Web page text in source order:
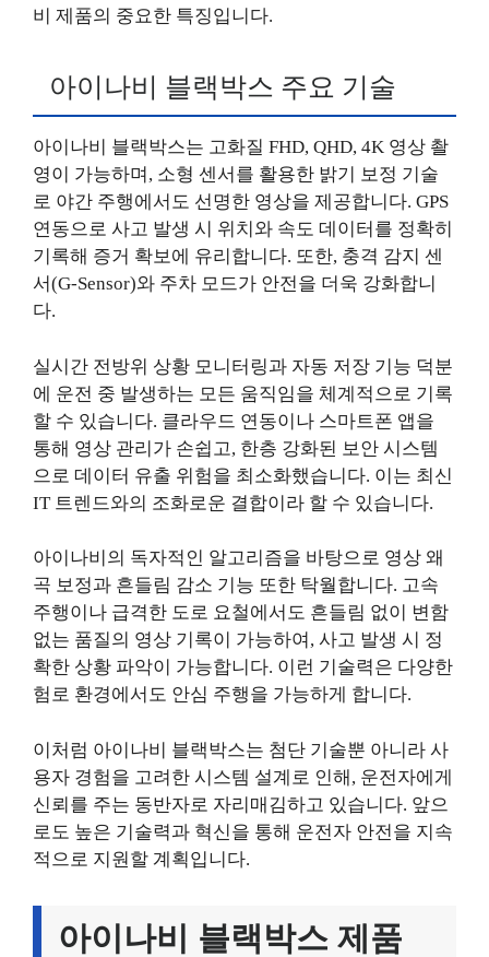
비 제품의 중요한 특징입니다.
아이나비 블랙박스 주요 기술
아이나비 블랙박스는 고화질 FHD, QHD, 4K 영상 촬
영이 가능하며, 소형 센서를 활용한 밝기 보정 기술
로 야간 주행에서도 선명한 영상을 제공합니다. GPS
연동으로 사고 발생 시 위치와 속도 데이터를 정확히
기록해 증거 확보에 유리합니다. 또한, 충격 감지 센
서(G-Sensor)와 주차 모드가 안전을 더욱 강화합니
다.
실시간 전방위 상황 모니터링과 자동 저장 기능 덕분
에 운전 중 발생하는 모든 움직임을 체계적으로 기록
할 수 있습니다. 클라우드 연동이나 스마트폰 앱을
통해 영상 관리가 손쉽고, 한층 강화된 보안 시스템
으로 데이터 유출 위험을 최소화했습니다. 이는 최신
IT 트렌드와의 조화로운 결합이라 할 수 있습니다.
아이나비의 독자적인 알고리즘을 바탕으로 영상 왜
곡 보정과 흔들림 감소 기능 또한 탁월합니다. 고속
주행이나 급격한 도로 요철에서도 흔들림 없이 변함
없는 품질의 영상 기록이 가능하여, 사고 발생 시 정
확한 상황 파악이 가능합니다. 이런 기술력은 다양한
험로 환경에서도 안심 주행을 가능하게 합니다.
이처럼 아이나비 블랙박스는 첨단 기술뿐 아니라 사
용자 경험을 고려한 시스템 설계로 인해, 운전자에게
신뢰를 주는 동반자로 자리매김하고 있습니다. 앞으
로도 높은 기술력과 혁신을 통해 운전자 안전을 지속
적으로 지원할 계획입니다.
아이나비 블랙박스 제품